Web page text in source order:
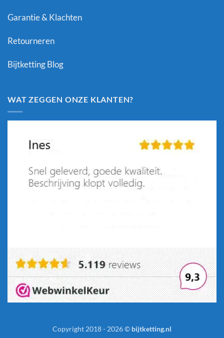
Garantie & Klachten
Retourneren
Bijtketting Blog
WAT ZEGGEN ONZE KLANTEN?
Copyright 2018 - 2026 © bijtketting.nl